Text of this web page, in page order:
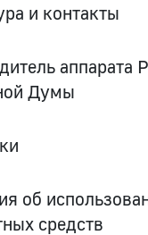
и контакты
аппарата
Думы
об
средств